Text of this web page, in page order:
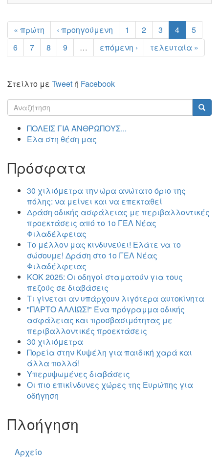
« πρώτη ‹ προηγούμενη 1 2 3 4
5
6
7 8 9 … επόμενη › τελευταία »
Στείλτο με Tweet ή Facebook
Φόρμα
αναζήτησης
ΠΟΛΕΙΣ ΓΙΑ ΑΝΘΡΩΠΟΥΣ...
Έλα στη θέση μας
Πρόσφατα
30 χιλιόμετρα την ώρα ανώτατο όριο της
πόλης: να μείνει και να επεκταθεί
Δράση οδικής ασφάλειας με περιβαλλοντικές
προεκτάσεις από το 1ο ΓΕΛ Νέας
Φιλαδέλφειας
Το μέλλον μας κινδυνεύει! Ελάτε να το
σώσουμε! Δράση στο 1ο ΓΕΛ Νέας
Φιλαδέλφειας
ΚΟΚ 2025: Οι οδηγοί σταματούν για τους
πεζούς σε διαβάσεις
Τι γίνεται αν υπάρχουν λιγότερα αυτοκίνητα
"ΠΑΡΤΟ ΑΛΛΙΏΣ!" Ένα πρόγραμμα οδικής
ασφάλειας και προσβασιμότητας με
περιβαλλοντικές προεκτάσεις
30 χιλιόμετρα
Πορεία στην Κυψέλη για παιδική χαρά και
άλλα πολλά!
Υπερυψωμένες διαβάσεις
Οι πιο επικίνδυνες χώρες της Ευρώπης για
οδήγηση
Πλοήγηση
Αρχείο